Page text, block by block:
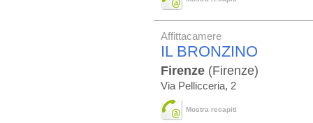
Affittacamere
IL BRONZINO
Firenze (Firenze)
Via Pellicceria, 2
Mostra recapiti